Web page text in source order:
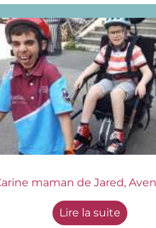
maman de Jared,
Lire la suite